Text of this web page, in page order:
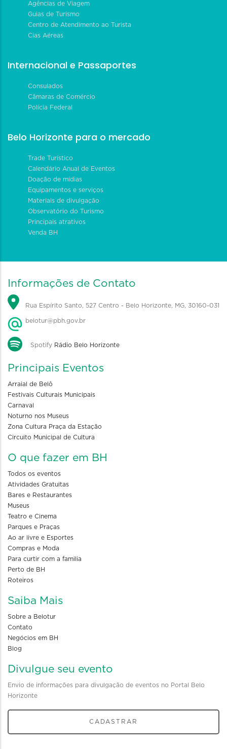
Agências de Viagem
Guias de Turismo
Centro de Atendimento ao Turista
Cias Aéreas
Internacional e Passaportes
Consulados
Câmaras de Comércio
Polícia Federal
Belo Horizonte para o mercado
Trade Turístico
Calendário Anual de Eventos
Doação de mídias
Equipamentos e serviços
Materiais de divulgação
Observatório do Turismo
Principais atrativos
Venda BH
Informações de Contato
Rua Espírito Santo, 527 Centro - Belo Horizonte, MG, 30160-031
belotur@pbh.gov.br
Spotify Rádio Belo Horizonte
Principais Eventos
Arraial de Belô
Festivais Culturais Municipais
Carnaval
Noturno nos Museus
Zona Cultura Praça da Estação
Circuito Municipal de Cultura
O que fazer em BH
Todos os eventos
Atividades Gratuitas
Bares e Restaurantes
Museus
Teatro e Cinema
Parques e Praças
Ao ar livre e Esportes
Compras e Moda
Para curtir com a familia
Perto de BH
Roteiros
Saiba Mais
Sobre a Belotur
Contato
Negócios em BH
Blog
Divulgue seu evento
Envio de informações para divulgação de eventos no Portal Belo
Horizonte
CADASTRAR